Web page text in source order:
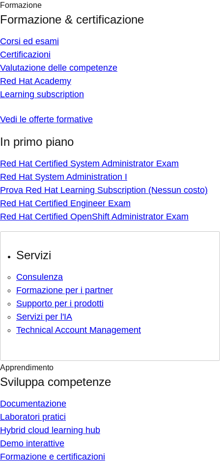
Formazione
Formazione & certificazione
Corsi ed esami
Certificazioni
Valutazione delle competenze
Red Hat Academy
Learning subscription
Vedi le offerte formative
In primo piano
Red Hat Certified System Administrator Exam
Red Hat System Administration I
Prova Red Hat Learning Subscription (Nessun costo)
Red Hat Certified Engineer Exam
Red Hat Certified OpenShift Administrator Exam
Servizi
Consulenza
Formazione per i partner
Supporto per i prodotti
Servizi per l'IA
Technical Account Management
Apprendimento
Sviluppa competenze
Documentazione
Laboratori pratici
Hybrid cloud learning hub
Demo interattive
Formazione e certificazioni